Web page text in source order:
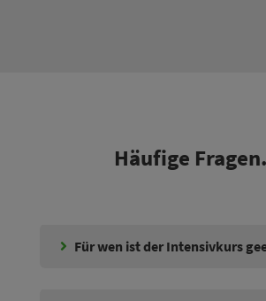
Häufige
Für wen ist der Intensivkurs